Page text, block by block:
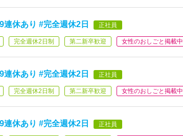
連休あり #完全週休2日 正社員
完全週休2日制 第二新卒歓迎 女性のおしごと掲載中
連休あり #完全週休2日 正社員
完全週休2日制 第二新卒歓迎 女性のおしごと掲載中
連休あり #完全週休2日 正社員